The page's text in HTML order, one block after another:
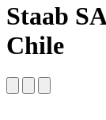
Staab
Chile